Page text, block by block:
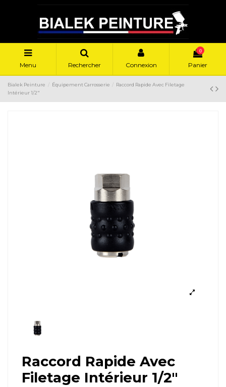
Menu Rechercher Connexion
0
Panier
Bialek Peinture Équipement Carrosserie
Raccord Rapide Avec Filetage
Intérieur 1/2″
Raccord Rapide Avec
Filetage Intérieur 1/2″